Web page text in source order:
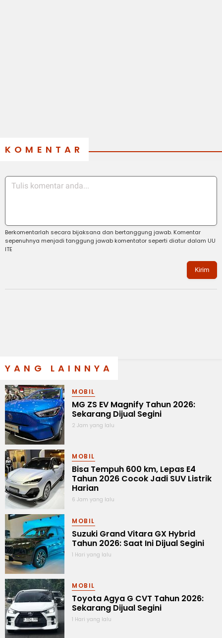
KOMENTAR
Berkomentarlah secara bijaksana dan bertanggung jawab. Komentar
sepenuhnya menjadi tanggung jawab komentator seperti diatur dalam UU
ITE
Kirim
YANG LAINNYA
MOBIL
MG ZS EV Magnify Tahun 2026:
Sekarang Dijual Segini
2 Jam yang lalu
MOBIL
Bisa Tempuh 600 km, Lepas E4
Tahun 2026 Cocok Jadi SUV Listrik
Harian
6 Jam yang lalu
MOBIL
Suzuki Grand Vitara GX Hybrid
Tahun 2026: Saat Ini Dijual Segini
1 Hari yang lalu
MOBIL
Toyota Agya G CVT Tahun 2026:
Sekarang Dijual Segini
1 Hari yang lalu